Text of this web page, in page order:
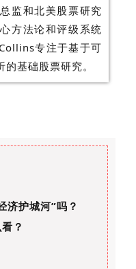
监和北美股票研究
方法论和评级系统
专注于基于可
基础股票研究。
济护城河”吗？
？